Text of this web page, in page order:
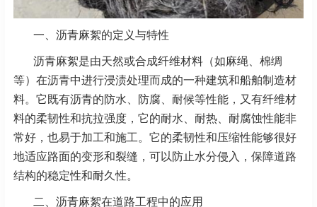
一、沥青麻絮的定义与特性
沥青麻絮是由天然或合成纤维材料（如麻绳、棉绸
等）在沥青中进行浸渍处理而成的一种建筑和船舶制造材
料。它既有沥青的防水、防腐、耐候等性能，又有纤维材
料的柔韧性和抗拉强度，它的耐水、耐热、耐腐蚀性能非
常好，也易于加工和施工。它的柔韧性和压缩性能够很好
地适应路面的变形和裂缝，可以防止水分侵入，保障道路
结构的稳定性和耐久性。
二、沥青麻絮在道路工程中的应用